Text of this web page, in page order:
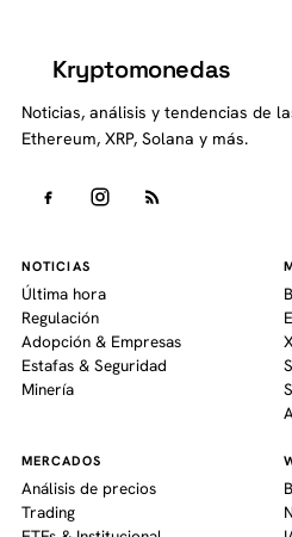
Kryptomonedas
Noticias, análisis y tendencias de
Ethereum, XRP, Solana y más.
NOTICIAS
Última hora
Regulación
Adopción & Empresas
Estafas & Seguridad
Minería
MERCADOS
Análisis de precios
Trading